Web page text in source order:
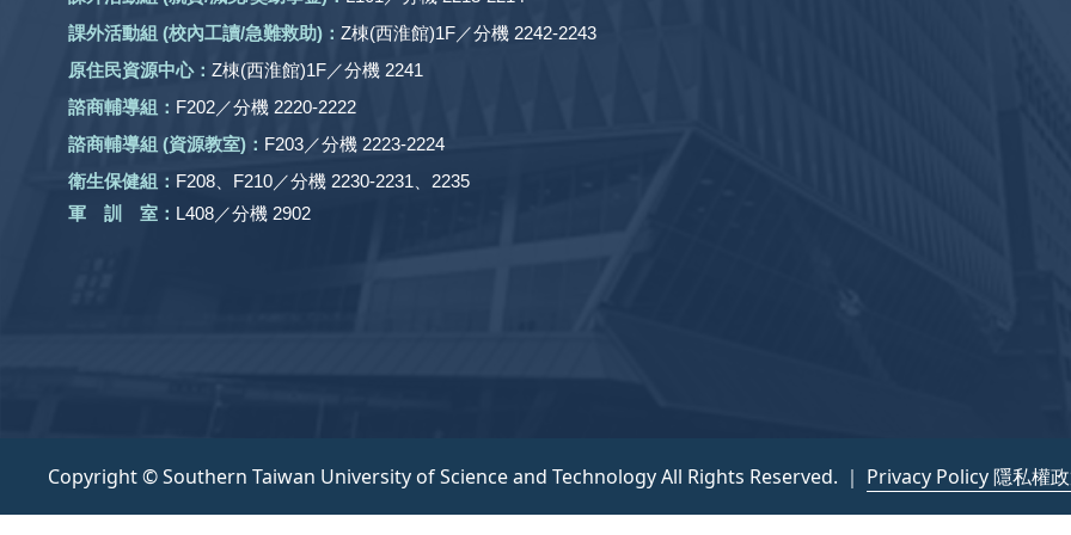
課外活動組 (校內工讀/急難救助) ： Z棟(西淮館)1F／分機 2242-2243
原住民資源中心： Z棟(西淮館)1F／分機 2241
諮商輔導組： F202／分機 2220-2222
諮商輔導組 (資源教室)： F203／分機 2223-2224
衛生保健組： F208、F210／分機 2230-2231、2235
軍 訓 室： L408／分機 2902
Copyright © Southern Taiwan University of Science and Technology All Rights Reserved. ｜ Privacy Policy 隱私權